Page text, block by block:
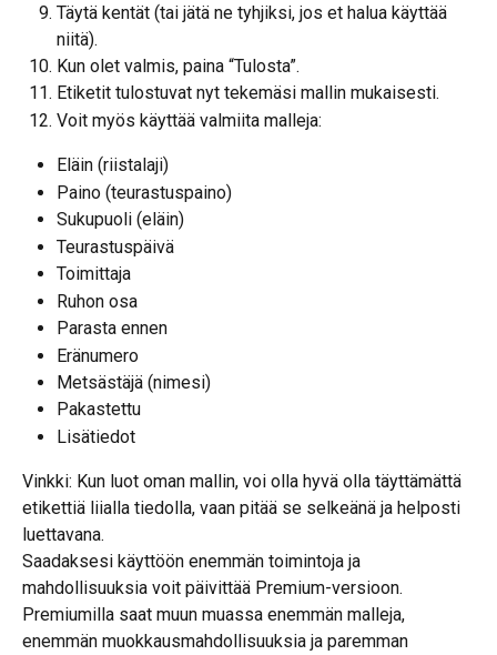
Täytä kentät (tai jätä ne tyhjiksi, jos et halua käyttää
niitä).
Kun olet valmis, paina “Tulosta”.
Etiketit tulostuvat nyt tekemäsi mallin mukaisesti.
Voit myös käyttää valmiita malleja:
Eläin (riistalaji)
Paino (teurastuspaino)
Sukupuoli (eläin)
Teurastuspäivä
Toimittaja
Ruhon osa
Parasta ennen
Eränumero
Metsästäjä (nimesi)
Pakastettu
Lisätiedot
Vinkki: Kun luot oman mallin, voi olla hyvä olla täyttämättä
etikettiä liialla tiedolla, vaan pitää se selkeänä ja helposti
luettavana.
Saadaksesi käyttöön enemmän toimintoja ja
mahdollisuuksia voit päivittää Premium-versioon.
Premiumilla saat muun muassa enemmän malleja,
enemmän muokkausmahdollisuuksia ja paremman